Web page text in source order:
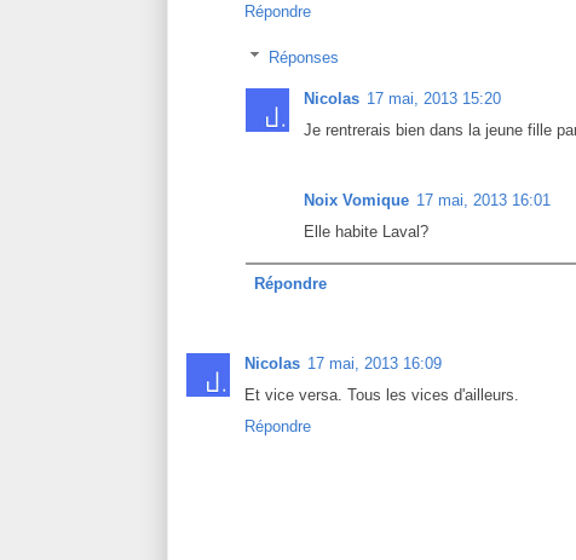
Répondre
Réponses
Nicolas 17 mai, 2013 15:20
Je rentrerais bien dans la jeune fille
Noix Vomique 17 mai, 2013 16:01
Elle habite Laval?
Répondre
Nicolas 17 mai, 2013 16:09
Et vice versa. Tous les vices d'ailleurs.
Répondre